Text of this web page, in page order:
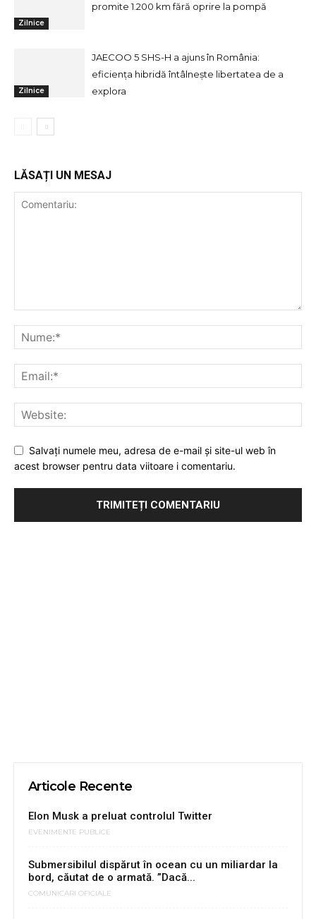
Zilnice
promite 1.200 km fără oprire la pompă
Zilnice
JAECOO 5 SHS-H a ajuns în România:
eficiența hibridă întâlnește libertatea de a
explora
LĂSAȚI UN MESAJ
Salvați numele meu, adresa de e-mail și site-ul web în
acest browser pentru data viitoare i comentariu.
Articole Recente
Elon Musk a preluat controlul Twitter
EVENIMENTE PUBLICE
Submersibilul dispărut în ocean cu un miliardar la
bord, căutat de o armată. ”Dacă...
COMUNICARI OFICIALE